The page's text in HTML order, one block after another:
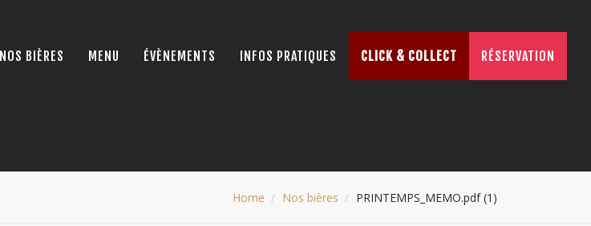
NOS BIÈRES MENU ÉVÈNEMENTS INFOS PRATIQUES CLICK & COLLECT RÉSERVATION
Home Nos bières PRINTEMPS_MEMO.pdf (1)